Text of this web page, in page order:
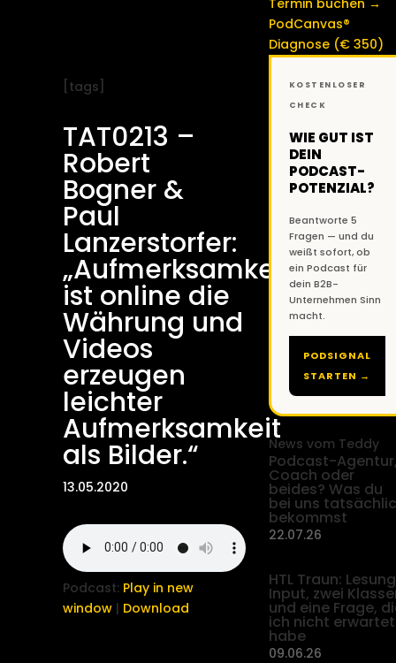
[tags]
TAT0213 –
Robert
Bogner &
Paul
Lanzerstorfer:
„Aufmerksamkeit
ist online die
Währung und
Videos
erzeugen
leichter
Aufmerksamkeit
als Bilder.“
13.05.2020
Podcast: Play in new
window| Download
PodCanvas®
Diagnose (€ 350)
KOSTENLOSER
CHECK
WIE GUT IST
DEIN
PODCAST-
POTENZIAL?
Beantworte 5
Fragen — und du
weißt sofort, ob
ein Podcast für
dein B2B-
Unternehmen Sinn
macht.
PODSIGNAL
STARTEN →
News vom Teddy
Podcast-
Coach oder
beides? Was du
bei uns
bekommst
22.07.26
HTL Traun:
Input, zwei
und eine Frage,
ich nicht erwartet
habe
09.06.26